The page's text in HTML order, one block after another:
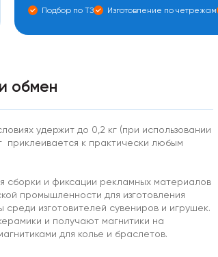
Подбор по ТЗ Изготовление по четрежам
обмен
удержит до 0,2 кг (при использовании
приклеивается к практически любым
сборки и фиксации рекламных материалов
промышленности для изготовления
изготовителей сувениров и игрушек.
и получают магнитики на
для колье и браслетов.